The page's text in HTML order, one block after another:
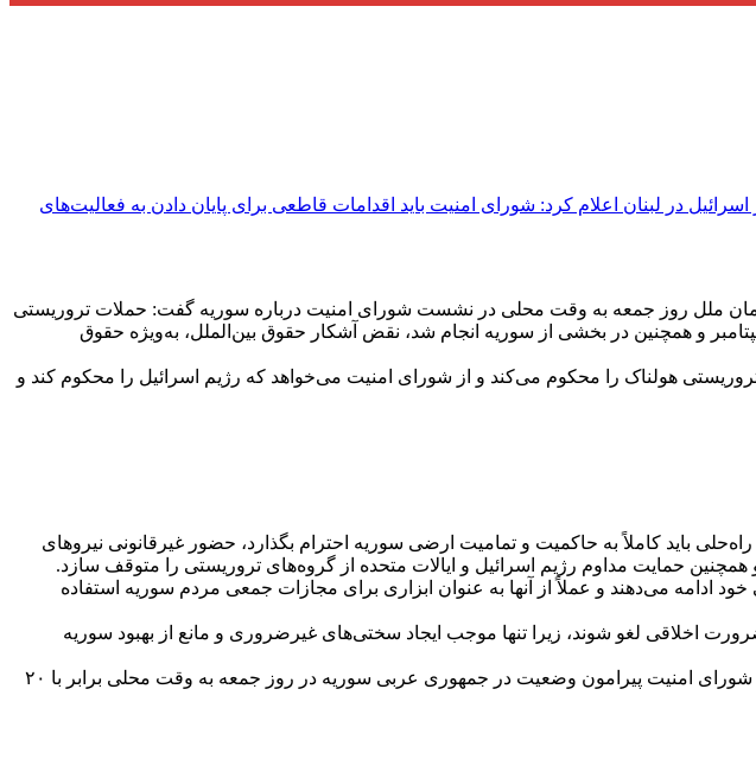
در لبنان اعلام کرد: شورای امنیت باید اقدامات قاطعی برای پایان دادن به فعالیت‌های
ملل روز جمعه به وقت محلی در نشست شورای امنیت درباره سوریه گفت: حملات تروریستی
که با هدف کشتار جمعی غیرنظامیان بی‌گناه در لبنان توسط رژیم اسرائیل در تاریخ‌های ۱۷ و ۱۸ سپتامبر و همچنین در بخشی از سوریه انجام شد، نقض آشکار حقوق بین‌الملل، به‌ویژه حقوق
هولناک را محکوم می‌کند و از شورای امنیت می‌خواهد که رژیم اسرائیل را محکوم کند و
باید کاملاً به حاکمیت و تمامیت ارضی سوریه احترام بگذارد، حضور غیرقانونی نیرو‌های
و همچنین حمایت مداوم رژیم اسرائیل و ایالات متحده از گروه‌های تروریستی را متوقف سازد.
می‌دهند و عملاً از آنها به عنوان ابزاری برای مجازات جمعی مردم سوریه استفاده
اخلاقی لغو شوند، زیرا تنها موجب ایجاد سختی‌های غیرضروری و مانع از بهبود سوریه
متن سخنان امیر سعید ایروانی، سفیر و نماینده دائم جمهوری اسلامی ایران نزد سازمان ملل متحد، در نشست شورای امنیت پیرامون وضعیت در جمهوری عربی سوریه در روز جمعه به وقت محلی برابر با ۲۰